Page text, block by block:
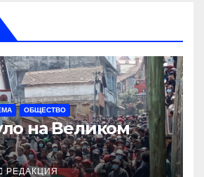
ОБЩЕСТВО
на Великом
РЕДАКЦИЯ